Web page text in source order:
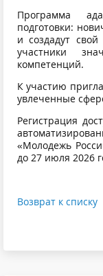
Программа
подготовки:
и создадут
участники
компетенций.
К участию
увлеченные
Регистрация
«Молодежь
до 27 июля 2026
Возврат к списку